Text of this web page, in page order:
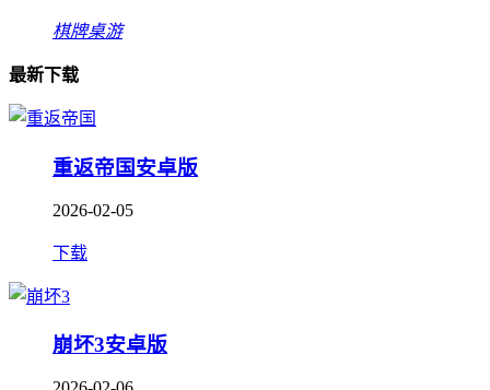
棋牌桌游
最新下载
重返帝国安卓版
2026-02-05
下载
崩坏3安卓版